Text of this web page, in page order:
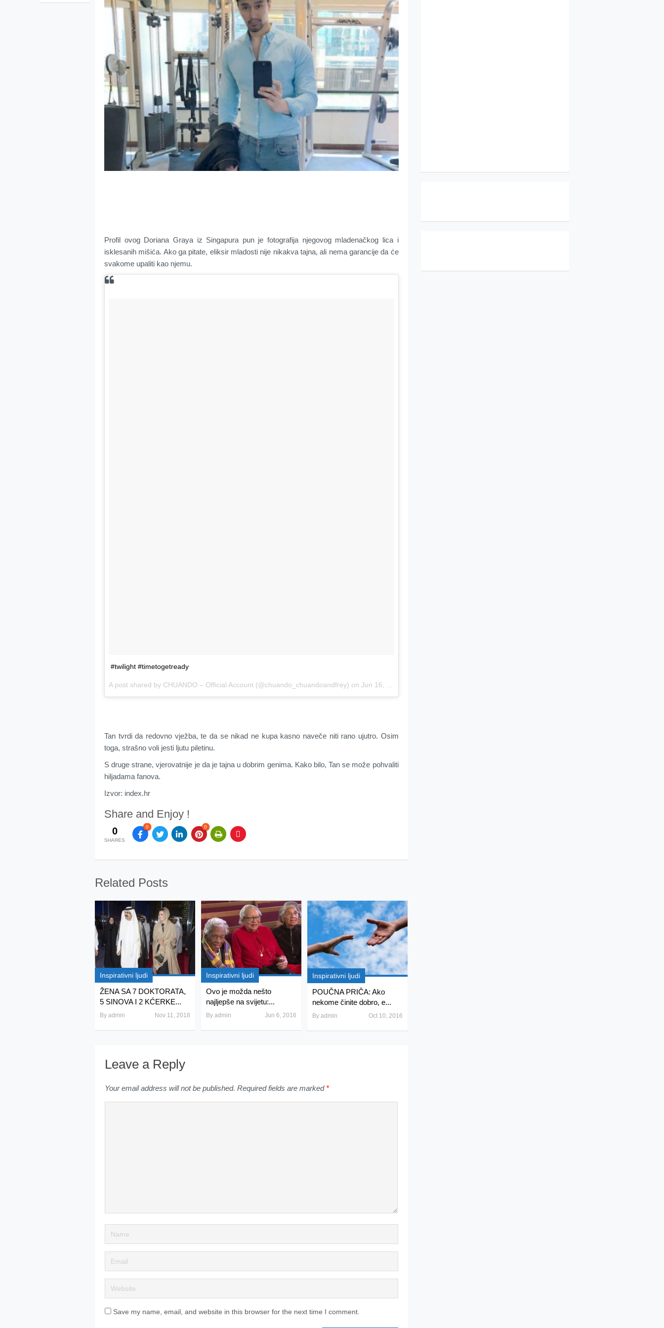
Profil ovog Doriana Graya iz Singapura pun je fotografija njegovog mladenačkog lica i
isklesanih mišića. Ako ga pitate, eliksir mladosti nije nikakva tajna, ali nema garancije da će
svakome upaliti kao njemu.
#twilight #timetogetready
A post shared by CHUANDO – Official Account (@chuando_chuandoandfrey) on Jun 16, 2017 at 6:42am PDT
Tan tvrdi da redovno vježba, te da se nikad ne kupa kasno naveče niti rano ujutro. Osim
toga, strašno voli jesti ljutu piletinu.
S druge strane, vjerovatnije je da je tajna u dobrim genima. Kako bilo, Tan se može pohvaliti
hiljadama fanova.
Izvor: index.hr
Share and Enjoy !
0
SHARES
0 0
Related Posts
Inspirativni ljudi
ŽENA SA 7 DOKTORATA,
5 SINOVA I 2 KĆERKE...
By admin Nov 11, 2018
Inspirativni ljudi
Ovo je možda nešto
najljepše na svijetu:...
By admin Jun 6, 2016
Inspirativni ljudi
POUČNA PRIČA: Ako
nekome činite dobro, e...
By admin Oct 10, 2016
Leave a Reply
Your email address will not be published. Required fields are marked *
Save my name, email, and website in this browser for the next time I comment.